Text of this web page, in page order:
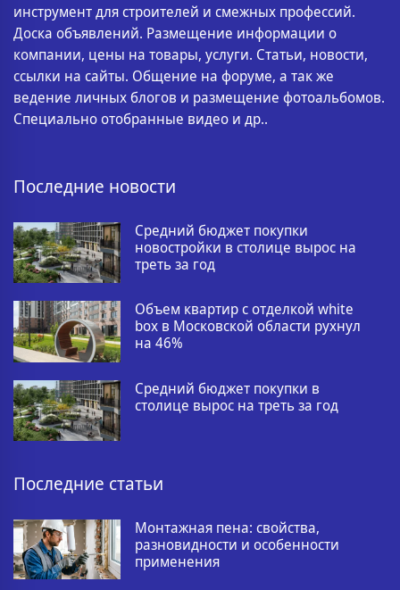
инструмент для строителей и смежных профессий.
Доска объявлений. Размещение информации о
компании, цены на товары, услуги. Статьи, новости,
ссылки на сайты. Общение на форуме, а так же
ведение личных блогов и размещение фотоальбомов.
Специально отобранные видео и др..
Последние новости
Средний бюджет покупки
новостройки в столице вырос на
треть за год
Объем квартир с отделкой white
box в Московской области рухнул
на 46%
Средний бюджет покупки в
столице вырос на треть за год
Последние статьи
Монтажная пена: свойства,
разновидности и особенности
применения